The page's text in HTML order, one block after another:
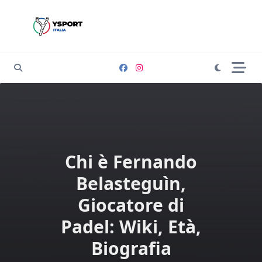
Chi è Fernando
Belasteguìn,
Giocatore di
Padel: Wiki, Età,
Biografia